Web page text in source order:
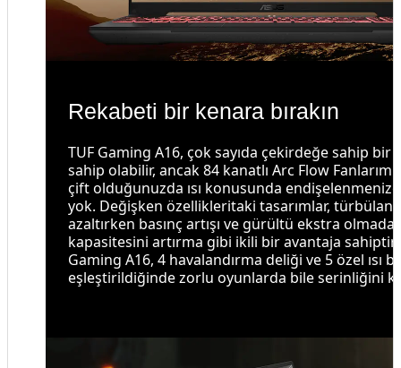
Rekabeti bir kenara bırakın
TUF Gaming A16, çok sayıda çekirdeğe sahip bir
sahip olabilir, ancak 84 kanatlı Arc Flow
çift olduğunuzda ısı konusunda
yok. Değişken özellikleritaki tasarımlar,
azaltırken basınç artışı ve gürültü ekstra
kapasitesini artırma gibi ikili bir avantaja sahiptir.
Gaming A16, 4 havalandırma deliği ve 5 özel ısı
eşleştirildiğinde zorlu oyunlarda bile serinliğini